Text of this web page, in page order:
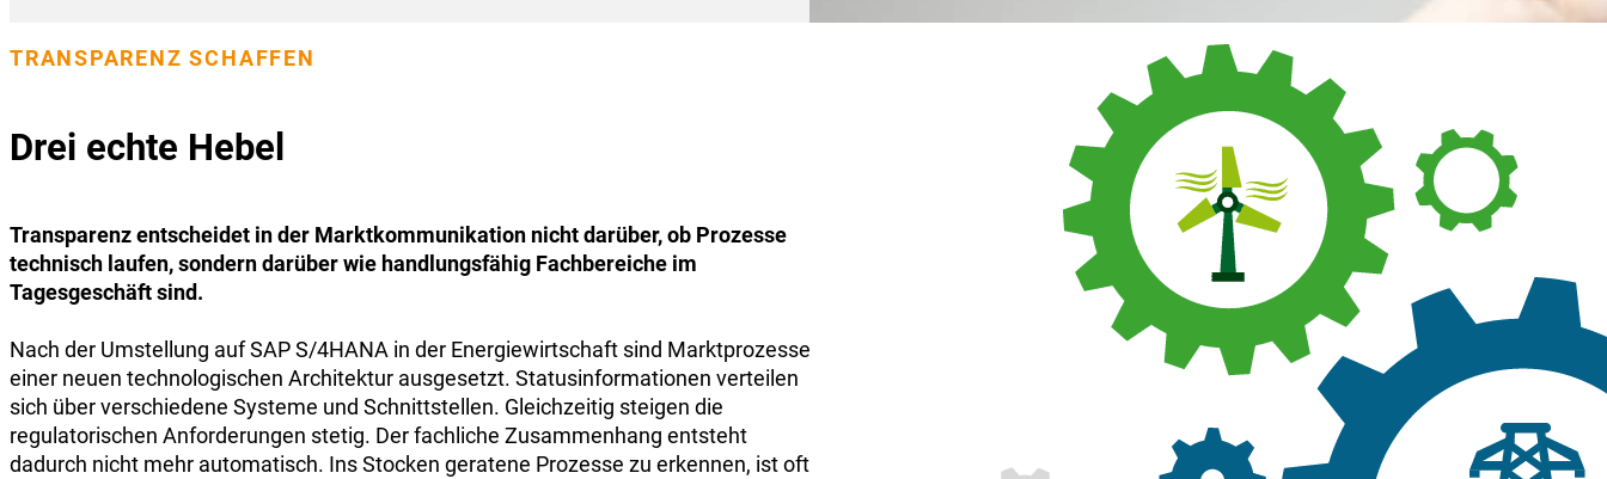
TRANSPARENZ SCHAFFEN
Drei echte Hebel
Transparenz entscheidet in der Marktkommunikation nicht darüber, ob Prozesse
technisch laufen, sondern darüber wie handlungsfähig Fachbereiche im
Tagesgeschäft sind.
Nach der Umstellung auf SAP S/4HANA in der Energiewirtschaft sind Marktprozesse
einer neuen technologischen Architektur ausgesetzt. Statusinformationen verteilen
sich über verschiedene Systeme und Schnittstellen. Gleichzeitig steigen die
regulatorischen Anforderungen stetig. Der fachliche Zusammenhang entsteht
dadurch nicht mehr automatisch. Ins Stocken geratene Prozesse zu erkennen, ist oft